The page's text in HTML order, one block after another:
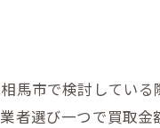
馬市で検討してい
者選び一つで買取